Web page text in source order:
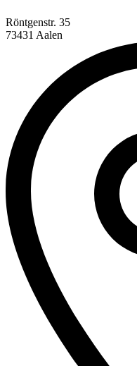
Röntgenstr. 35
73431 Aalen